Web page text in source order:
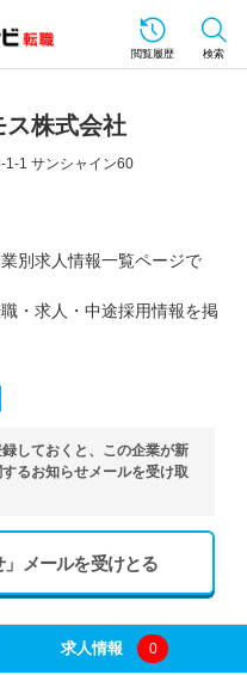
閲覧履歴 検索
ス株式会社
1-1 サンシャイン60
別求人情報一覧ページで
・求人・中途採用情報を掲
しておくと、この企業が新
るお知らせメールを受け取
メールを受けとる
求人情報 0